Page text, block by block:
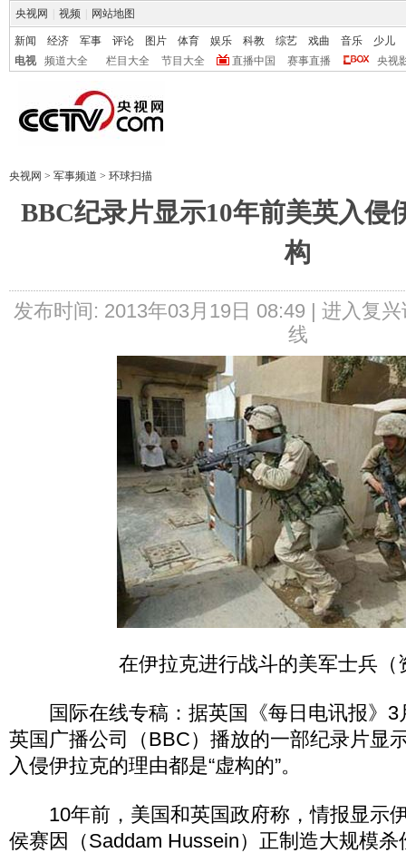
央视网 视频 网站地图
新闻 经济 军事 评论 图片 体育 娱乐 科教 综艺 戏曲 音乐
少儿
电视
频道大全 栏目大全 节目大全 直播中国 赛事直播 央视
央视网 > 军事频道 > 环球扫描
BBC纪录片显示10年前美英入侵
构
发布时间: 2013年03月19日 08:49 | 进入复兴
线
在伊拉克进行战斗的美军士兵（
国际在线专稿：据英国《每日电讯报》3
英国广播公司（BBC）播放的一部纪录片显
入侵伊拉克的理由都是“虚构的”。
10年前，美国和英国政府称，情报显示伊
侯赛因（Saddam Hussein）正制造大规模